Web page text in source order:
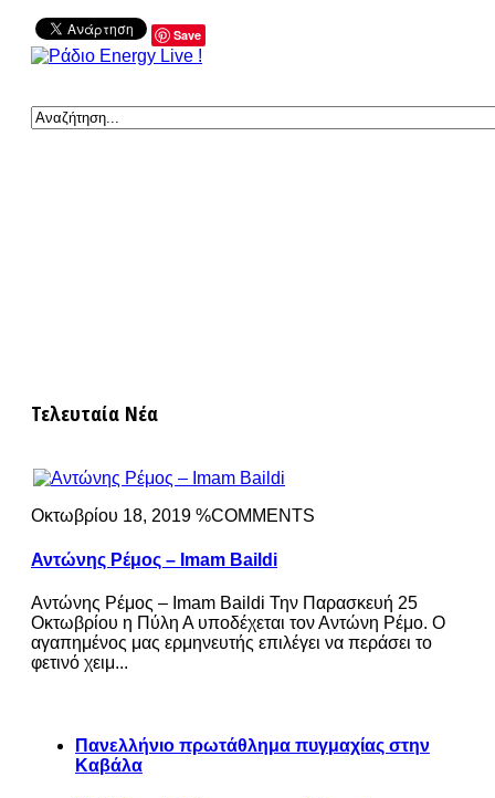
Save
Τελευταία Νέα
Οκτωβρίου 18, 2019 %COMMENTS
Αντώνης Ρέμος – Imam Baildi
Αντώνης Ρέμος – Imam Baildi Την Παρασκευή 25
Οκτωβρίου η Πύλη Α υποδέχεται τον Αντώνη Ρέμο. Ο
αγαπημένος μας ερμηνευτής επιλέγει να περάσει το
φετινό χειμ...
Πανελλήνιο πρωτάθλημα πυγμαχίας στην
Καβάλα